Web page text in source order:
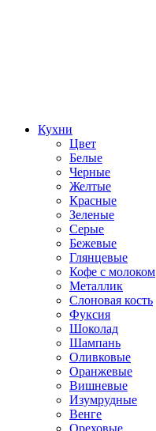
Кухни
Цвет
Белые
Черные
Желтые
Красные
Зеленые
Серые
Бежевые
Глянцевые
Кофе с молоком
Металлик
Слоновая кость
Фуксия
Шоколад
Шампань
Оливковые
Оранжевые
Вишневые
Изумрудные
Венге
Ореховые